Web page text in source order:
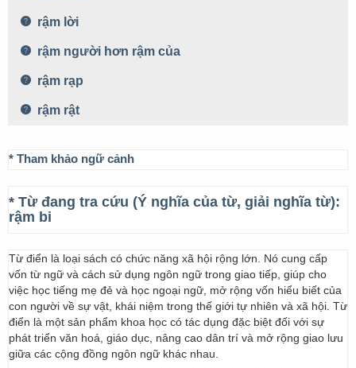
rậm lời
rậm người hơn rậm của
rậm rạp
rậm rật
* Tham khảo ngữ cảnh
* Từ đang tra cứu (Ý nghĩa của từ, giải nghĩa từ):
rậm bi
Từ điển là loại sách có chức năng xã hội rộng lớn. Nó cung cấp
vốn từ ngữ và cách sử dụng ngôn ngữ trong giao tiếp, giúp cho
việc học tiếng mẹ đẻ và học ngoại ngữ, mở rộng vốn hiểu biết của
con người về sự vật, khái niệm trong thế giới tự nhiên và xã hội. Từ
điển là một sản phẩm khoa học có tác dụng đặc biệt đối với sự
phát triển văn hoá, giáo dục, nâng cao dân trí và mở rộng giao lưu
giữa các cộng đồng ngôn ngữ khác nhau.